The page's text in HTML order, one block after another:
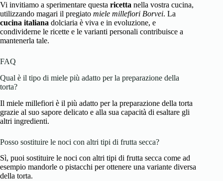
Vi invitiamo a sperimentare questa ricetta nella vostra cucina,
utilizzando magari il pregiato miele millefiori Borvei. La
cucina italiana dolciaria è viva e in evoluzione, e
condividerne le ricette e le varianti personali contribuisce a
mantenerla tale.
FAQ
Qual è il tipo di miele più adatto per la preparazione della
torta?
Il miele millefiori è il più adatto per la preparazione della torta
grazie al suo sapore delicato e alla sua capacità di esaltare gli
altri ingredienti.
Posso sostituire le noci con altri tipi di frutta secca?
Sì, puoi sostituire le noci con altri tipi di frutta secca come ad
esempio mandorle o pistacchi per ottenere una variante diversa
della torta.